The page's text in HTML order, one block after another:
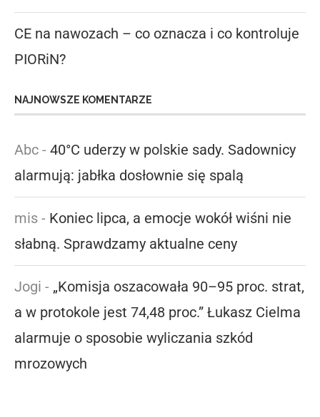
CE na nawozach – co oznacza i co kontroluje
PIORiN?
NAJNOWSZE KOMENTARZE
Abc - 40°C uderzy w polskie sady. Sadownicy
alarmują: jabłka dosłownie się spalą
mis - Koniec lipca, a emocje wokół wiśni nie
słabną. Sprawdzamy aktualne ceny
Jogi - „Komisja oszacowała 90–95 proc. strat,
a w protokole jest 74,48 proc.” Łukasz Cielma
alarmuje o sposobie wyliczania szkód
mrozowych